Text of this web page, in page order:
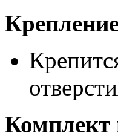
Комплект